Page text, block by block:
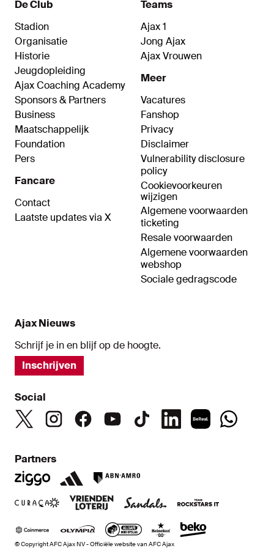
De Club
Stadion
Organisatie
Historie
Jeugdopleiding
Ajax Coaching Academy
Sponsors & Partners
Business
Maatschappelijk
Foundation
Pers
Fancare
Contact
Laatste updates via X
Teams
Ajax 1
Jong Ajax
Ajax Vrouwen
Meer
Vacatures
Fanshop
Privacy
Disclaimer
Vulnerability disclosure
policy
Cookievoorkeuren
wijzigen
Algemene voorwaarden
ticketing
Resale voorwaarden
Algemene voorwaarden
webshop
Sociale gedragscode
Ajax Nieuws
Schrijf je in en blijf op de hoogte.
Inschrijven
Social
Partners
© Copyright AFC Ajax NV - Officiële website van AFC Ajax